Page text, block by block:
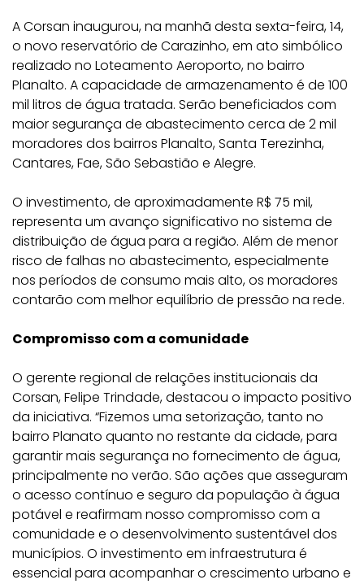
A Corsan inaugurou, na manhã desta sexta-feira, 14,
o novo reservatório de Carazinho, em ato simbólico
realizado no Loteamento Aeroporto, no bairro
Planalto. A capacidade de armazenamento é de 100
mil litros de água tratada. Serão beneficiados com
maior segurança de abastecimento cerca de 2 mil
moradores dos bairros Planalto, Santa Terezinha,
Cantares, Fae, São Sebastião e Alegre.
O investimento, de aproximadamente R$ 75 mil,
representa um avanço significativo no sistema de
distribuição de água para a região. Além de menor
risco de falhas no abastecimento, especialmente
nos períodos de consumo mais alto, os moradores
contarão com melhor equilíbrio de pressão na rede.
Compromisso com a comunidade
O gerente regional de relações institucionais da
Corsan, Felipe Trindade, destacou o impacto positivo
da iniciativa. “Fizemos uma setorização, tanto no
bairro Planato quanto no restante da cidade, para
garantir mais segurança no fornecimento de água,
principalmente no verão. São ações que asseguram
o acesso contínuo e seguro da população à água
potável e reafirmam nosso compromisso com a
comunidade e o desenvolvimento sustentável dos
municípios. O investimento em infraestrutura é
essencial para acompanhar o crescimento urbano e